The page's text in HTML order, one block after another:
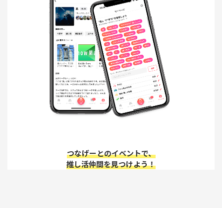
つなげーとのイベントで、
推し活仲間を見つけよう！